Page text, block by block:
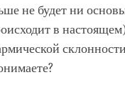
не будет ни
в